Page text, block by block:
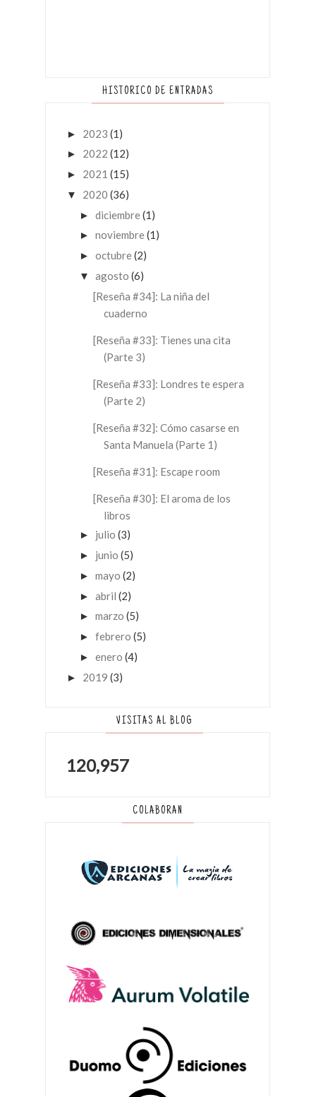
HISTORICO DE ENTRADAS
► 2023 (1)
► 2022 (12)
► 2021 (15)
▼ 2020 (36)
► diciembre(1)
► noviembre(1)
► octubre(2)
▼ agosto (6)
[Reseña #34]: La niña del
cuaderno
[Reseña #33]: Tienes una cita
(Parte 3)
[Reseña #33]: Londres te espera
(Parte 2)
[Reseña #32]: Cómo casarse en
Santa Manuela (Parte 1)
[Reseña #31]: Escape room
[Reseña #30]: El aroma de los
libros
► julio (3)
► junio (5)
► mayo (2)
► abril (2)
► marzo (5)
► febrero (5)
► enero (4)
► 2019 (3)
VISITAS AL BLOG
120,957
COLABORAN